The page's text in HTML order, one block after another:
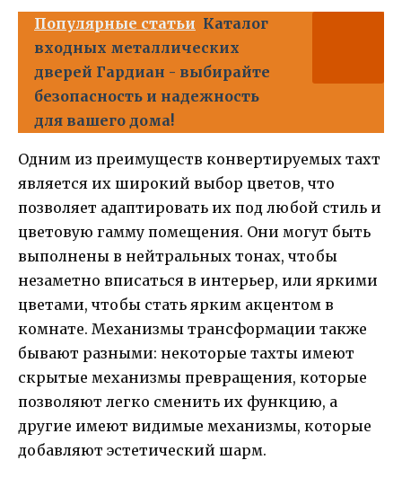
Популярные статьи Каталог
входных металлических
дверей Гардиан - выбирайте
безопасность и надежность
для вашего дома!
Одним из преимуществ конвертируемых тахт
является их широкий выбор цветов, что
позволяет адаптировать их под любой стиль и
цветовую гамму помещения. Они могут быть
выполнены в нейтральных тонах, чтобы
незаметно вписаться в интерьер, или яркими
цветами, чтобы стать ярким акцентом в
комнате. Механизмы трансформации также
бывают разными: некоторые тахты имеют
скрытые механизмы превращения, которые
позволяют легко сменить их функцию, а
другие имеют видимые механизмы, которые
добавляют эстетический шарм.